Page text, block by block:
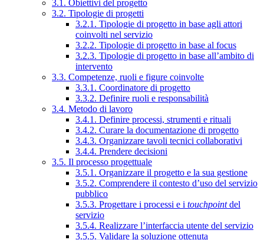
3.1. Obiettivi del progetto
3.2. Tipologie di progetti
3.2.1. Tipologie di progetto in base agli attori
coinvolti nel servizio
3.2.2. Tipologie di progetto in base al focus
3.2.3. Tipologie di progetto in base all’ambito di
intervento
3.3. Competenze, ruoli e figure coinvolte
3.3.1. Coordinatore di progetto
3.3.2. Definire ruoli e responsabilità
3.4. Metodo di lavoro
3.4.1. Definire processi, strumenti e rituali
3.4.2. Curare la documentazione di progetto
3.4.3. Organizzare tavoli tecnici collaborativi
3.4.4. Prendere decisioni
3.5. Il processo progettuale
3.5.1. Organizzare il progetto e la sua gestione
3.5.2. Comprendere il contesto d’uso del servizio
pubblico
3.5.3. Progettare i processi e i touchpointdel
servizio
3.5.4. Realizzare l’interfaccia utente del servizio
3.5.5. Validare la soluzione ottenuta